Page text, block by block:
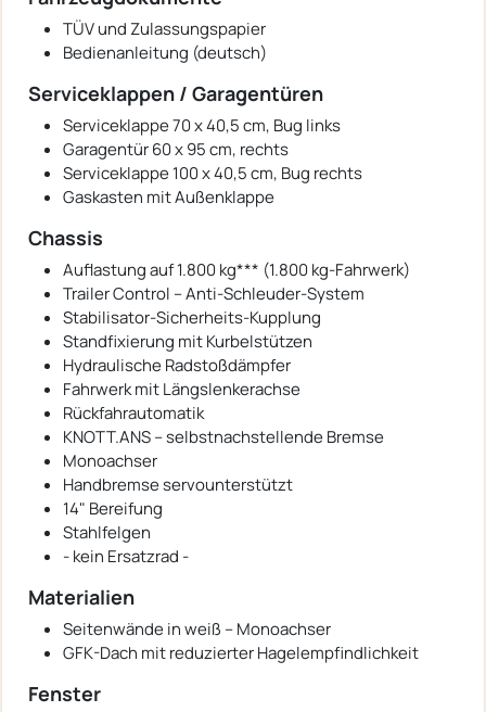
TÜV und Zulassungspapier
Bedienanleitung (deutsch)
Serviceklappen / Garagentüren
Serviceklappe 70 x 40,5 cm, Bug links
Garagentür 60 x 95 cm, rechts
Serviceklappe 100 x 40,5 cm, Bug rechts
Gaskasten mit Außenklappe
Chassis
Auflastung auf 1.800 kg*** (1.800 kg-Fahrwerk)
Trailer Control – Anti-Schleuder-System
Stabilisator-Sicherheits-Kupplung
Standfixierung mit Kurbelstützen
Hydraulische Radstoßdämpfer
Fahrwerk mit Längslenkerachse
Rückfahrautomatik
KNOTT.ANS – selbstnachstellende Bremse
Monoachser
Handbremse servounterstützt
14" Bereifung
Stahlfelgen
- kein Ersatzrad -
Materialien
Seitenwände in weiß – Monoachser
GFK-Dach mit reduzierter Hagelempfindlichkeit
Fenster